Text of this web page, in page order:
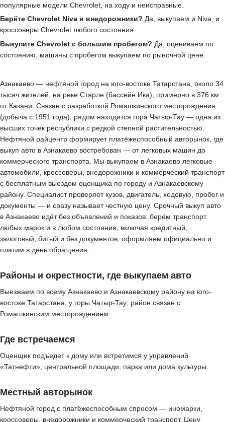
популярные модели Chevrolet, на ходу и неисправные.
Берёте Chevrolet Niva и внедорожники? Да, выкупаем и Niva, и
кроссоверы Chevrolet любого состояния.
Выкупите Chevrolet с большим пробегом? Да, оцениваем по
состоянию; машины с пробегом выкупаем по рыночной цене.
Азнакаево — нефтяной город на юго-востоке Татарстана, около 34
тысяч жителей, на реке Стярле (бассейн Ика), примерно в 376 км
от Казани. Связан с разработкой Ромашкинского месторождения
(добыча с 1951 года); рядом находится гора Чатыр-Тау — одна из
высших точек республики с редкой степной растительностью.
Нефтяной райцентр формирует платёжеспособный авторынок, где
выкуп авто в Азнакаево востребован — от легковых машин до
коммерческого транспорта. Мы выкупаем в Азнакаево легковые
автомобили, кроссоверы, внедорожники и коммерческий транспорт
с бесплатным выездом оценщика по городу и Азнакаевскому
району. Специалист проверяет кузов, двигатель, ходовую, пробег и
документы — и сразу называет честную цену. Срочный выкуп авто
в Азнакаево идёт без объявлений и показов: берём транспорт
любых марок и в любом состоянии, включая кредитный,
залоговый, битый и без документов, оформляем официально и
платим в день обращения.
Районы и окрестности, где выкупаем авто
Выезжаем по всему Азнакаево и Азнакаевскому району на юго-
востоке Татарстана, у горы Чатыр-Тау; район связан с
Ромашкинским месторождением.
Где встречаемся
Оценщик подъедет к дому или встретимся у управлений
«Татнефти», центральной площади, парка или дома культуры.
Местный авторынок
Нефтяной город с платёжеспособным спросом — иномарки,
кроссоверы, внедорожники и коммерческий транспорт. Цену